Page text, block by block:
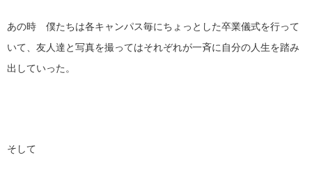
あの時 僕たちは各キャンパス毎にちょっとした卒業儀式を行って
いて、友人達と写真を撮ってはそれぞれが一斉に自分の人生を踏み
出していった。
そして